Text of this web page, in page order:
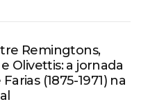
Remingtons,
Olivettis: a jornada
(1875-1971) na